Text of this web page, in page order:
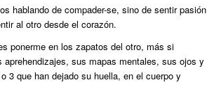
hablando de compader-se, sino de sentir pasión
al otro desde el corazón.
ponerme en los zapatos del otro, más si
sus mapas mentales, sus ojos y
3 que han dejado su huella, en el cuerpo y